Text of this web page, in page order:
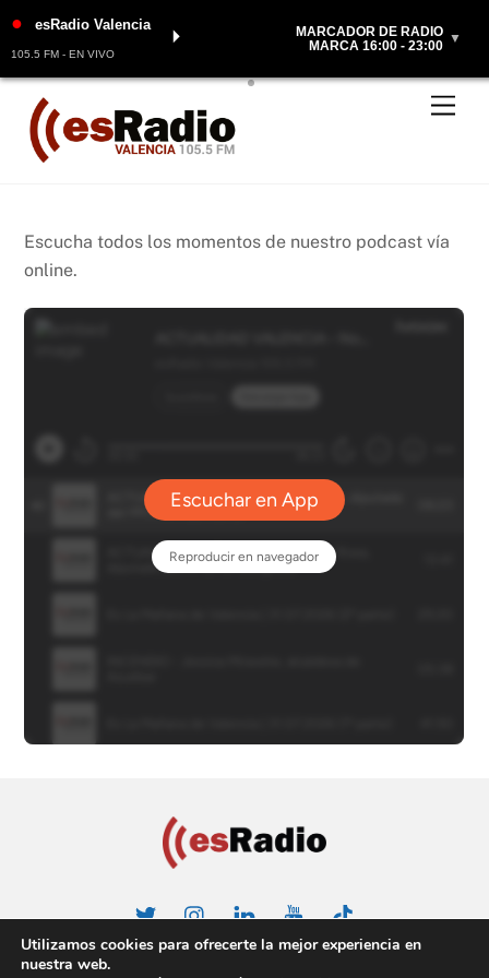
Skip
content
● esRadio Valencia
105.5 FM - EN VIVO
⏵
MARCADOR DE RADIO
MARCA 16:00 - 23:00 ▼
Escucha todos los momentos de nuestro podcast vía
online.
Política de privacidad Política de cookies
Utilizamos cookies para ofrecerte la mejor experiencia en
nuestra web.